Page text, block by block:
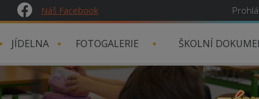
Náš Facebook
JÍDELNA FOTOGALERIE ŠKOLNÍ